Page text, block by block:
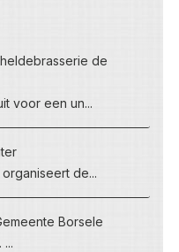
de
voor een un...
de...
Borsele